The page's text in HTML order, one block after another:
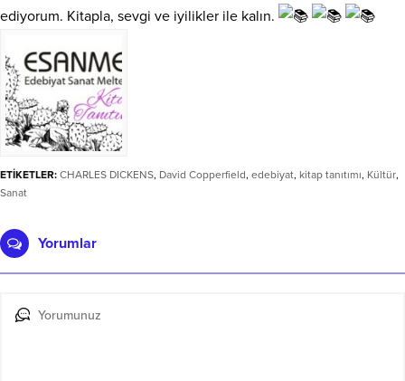
ediyorum. Kitapla, sevgi ve iyilikler ile kalın.
ETİKETLER: CHARLES DICKENS, David Copperfield, edebiyat, kitap tanıtımı, Kültür,
Sanat
Yorumlar